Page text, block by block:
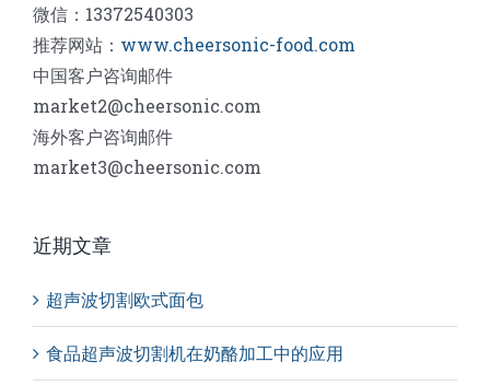
微信：13372540303
推荐网站： www.cheersonic-food.com
中国客户咨询邮件
market2@cheersonic.com
海外客户咨询邮件
market3@cheersonic.com
近期文章
超声波切割欧式面包
食品超声波切割机在奶酪加工中的应用